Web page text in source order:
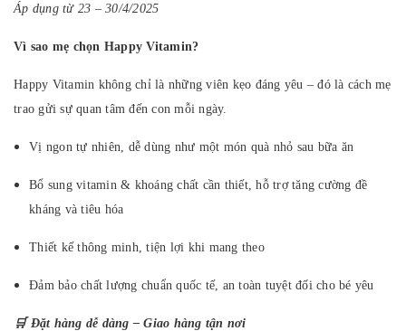
Áp dụng từ 23 – 30/4/2025
Vì sao mẹ chọn Happy Vitamin?
Happy Vitamin không chỉ là những viên kẹo đáng yêu – đó là cách mẹ
trao gửi sự quan tâm đến con mỗi ngày.
Vị ngon tự nhiên, dễ dùng như một món quà nhỏ sau bữa ăn
Bổ sung vitamin & khoáng chất cần thiết, hỗ trợ tăng cường đề
kháng và tiêu hóa
Thiết kế thông minh, tiện lợi khi mang theo
Đảm bảo chất lượng chuẩn quốc tế, an toàn tuyệt đối cho bé yêu
🛒 Đặt hàng dễ dàng – Giao hàng tận nơi